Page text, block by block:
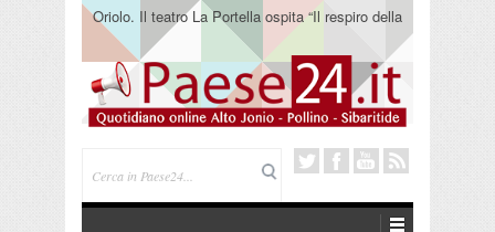
Oriolo. Il teatro La Portella ospita “Il respiro della
terra” del collettivo 365